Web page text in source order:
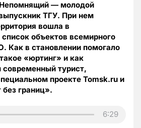
Непомнящий — молодой
ТГУ. При нем
вошла в
объектов всемирного
Как в становлении помогало
«юртинг» и как
турист,
проекте Tomsk.ru и
границ».
6:29